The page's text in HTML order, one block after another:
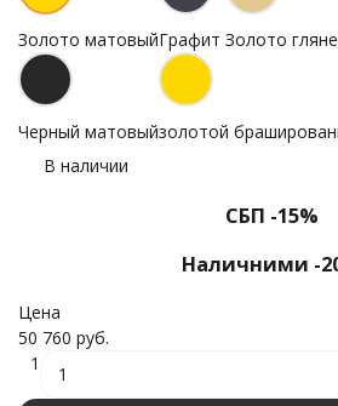
Золото матовыйГрафит Золото
Черный матовыйзолотой
В наличии
СБП -15%
Наличними -
Цена
50 760 руб.
1